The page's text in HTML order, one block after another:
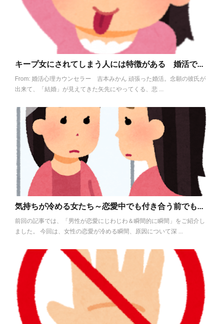
キープ女にされてしまう人には特徴がある 婚活で...
From: 婚活心理カウンセラー 吉本みかん 頑張った婚活。念願の彼氏が
出来て、「結婚」が見えてきた矢先にやってくる、悲 ...
気持ちが冷める女たち～恋愛中でも付き合う前でも...
前回の記事では、「男性が恋愛にじわじわ＆瞬間的に瞬間」をご紹介し
ました。 今回は、女性の恋愛が冷める瞬間、原因について深 ...